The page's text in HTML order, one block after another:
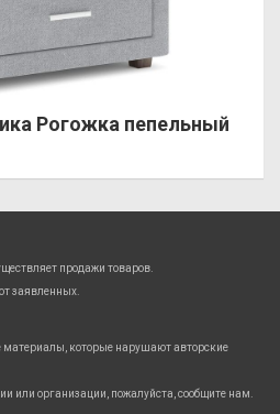
Рогожка пепельный
продажи товаров.
заявленных.
которые нарушают авторские
или организации, пожалуйста, сообщите нам.